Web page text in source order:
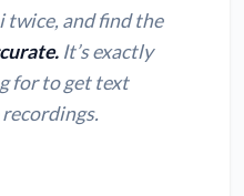
twice, and find the
It’s exactly
for to get text